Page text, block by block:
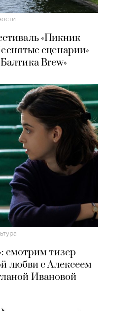
«Пикник
сценарии»
Brew»
смотрим тизер
любви с Алексеем
Ивановой